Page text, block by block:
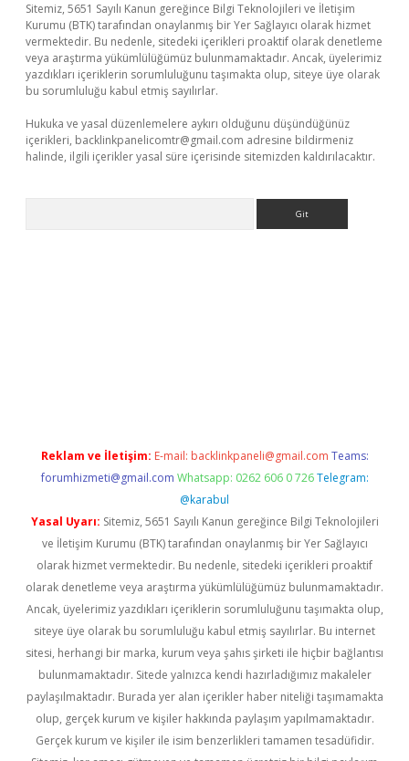
Sitemiz, 5651 Sayılı Kanun gereğince Bilgi Teknolojileri ve İletişim
Kurumu (BTK) tarafından onaylanmış bir Yer Sağlayıcı olarak hizmet
vermektedir. Bu nedenle, sitedeki içerikleri proaktif olarak denetleme
veya araştırma yükümlülüğümüz bulunmamaktadır. Ancak, üyelerimiz
yazdıkları içeriklerin sorumluluğunu taşımakta olup, siteye üye olarak
bu sorumluluğu kabul etmiş sayılırlar.
Hukuka ve yasal düzenlemelere aykırı olduğunu düşündüğünüz
içerikleri, backlinkpanelicomtr@gmail.com adresine bildirmeniz
halinde, ilgili içerikler yasal süre içerisinde sitemizden kaldırılacaktır.
Reklam ve İletişim: E-mail: backlinkpaneli@gmail.com Teams:
forumhizmeti@gmail.com Whatsapp: 0262 606 0 726 Telegram:
@karabul
Yasal Uyarı: Sitemiz, 5651 Sayılı Kanun gereğince Bilgi Teknolojileri
ve İletişim Kurumu (BTK) tarafından onaylanmış bir Yer Sağlayıcı
olarak hizmet vermektedir. Bu nedenle, sitedeki içerikleri proaktif
olarak denetleme veya araştırma yükümlülüğümüz bulunmamaktadır.
Ancak, üyelerimiz yazdıkları içeriklerin sorumluluğunu taşımakta olup,
siteye üye olarak bu sorumluluğu kabul etmiş sayılırlar. Bu internet
sitesi, herhangi bir marka, kurum veya şahıs şirketi ile hiçbir bağlantısı
bulunmamaktadır. Sitede yalnızca kendi hazırladığımız makaleler
paylaşılmaktadır. Burada yer alan içerikler haber niteliği taşımamakta
olup, gerçek kurum ve kişiler hakkında paylaşım yapılmamaktadır.
Gerçek kurum ve kişiler ile isim benzerlikleri tamamen tesadüfidir.